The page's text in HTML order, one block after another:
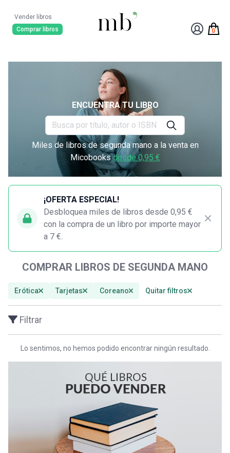
Vender libros
Comprar libros
0
ENCUENTRA TU LIBRO
Miles de libros de segunda mano a la venta en
Micobooksdesde 0,95 €
¡OFERTA ESPECIAL!
Desbloquea miles de libros desde 0,95 €
con la compra de un libro por importe mayor
a 7 €.
COMPRAR LIBROS DE SEGUNDA MANO
Erótica Tarjetas Coreano Quitar filtros
Filtrar
Lo sentimos, no hemos podido encontrar ningún resultado.